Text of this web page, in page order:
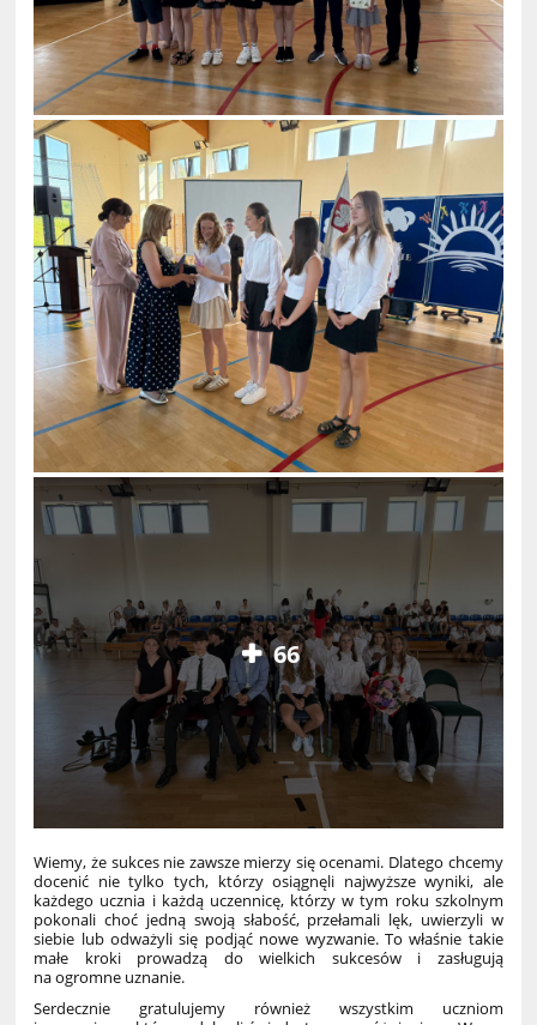
66
Wiemy, że sukces nie zawsze mierzy się ocenami. Dlatego chcemy
docenić nie tylko tych, którzy osiągnęli najwyższe wyniki, ale
każdego ucznia i każdą uczennicę, którzy w tym roku szkolnym
pokonali choć jedną swoją słabość, przełamali lęk, uwierzyli w
siebie lub odważyli się podjąć nowe wyzwanie. To właśnie takie
małe kroki prowadzą do wielkich sukcesów i zasługują
na ogromne uznanie.
Serdecznie gratulujemy również wszystkim uczniom